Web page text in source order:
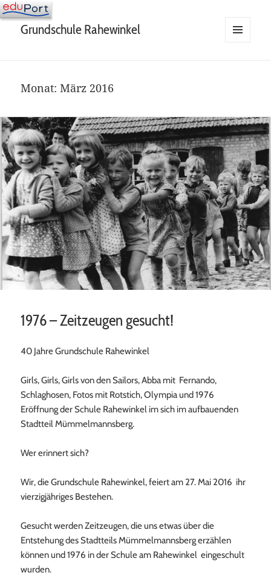
Grundschule Rahewinkel
Monat:März 2016
1976 – Zeitzeugen gesucht!
40 Jahre Grundschule Rahewinkel
Girls, Girls, Girls von den Sailors, Abba mit Fernando,
Schlaghosen, Fotos mit Rotstich, Olympia und 1976
Eröffnung der Schule Rahewinkel im sich im aufbauenden
Stadtteil Mümmelmannsberg.
Wer erinnert sich?
Wir, die Grundschule Rahewinkel, feiert am 27. Mai 2016 ihr
vierzigjähriges Bestehen.
Gesucht werden Zeitzeugen, die uns etwas über die
Entstehung des Stadtteils Mümmelmannsberg erzählen
können und 1976 in der Schule am Rahewinkel eingeschult
wurden.